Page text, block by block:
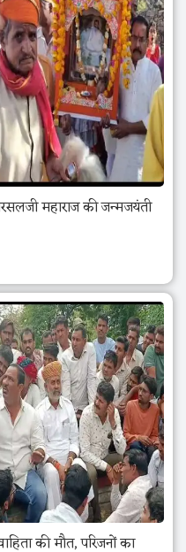
महाराज की जन्मजयंती
की मौत, परिजनों का